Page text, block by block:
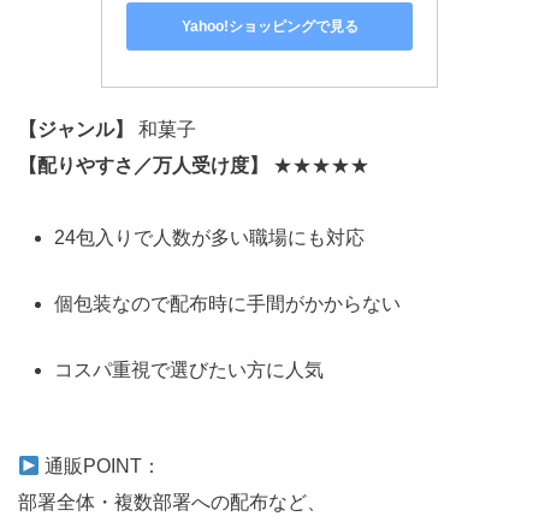
Yahoo!ショッピングで見る
【ジャンル】
和菓子
【配りやすさ／万人受け度】
★★★★★
24包入りで人数が多い職場にも対応
個包装なので配布時に手間がかからない
コスパ重視で選びたい方に人気
通販POINT：
部署全体・複数部署への配布など、